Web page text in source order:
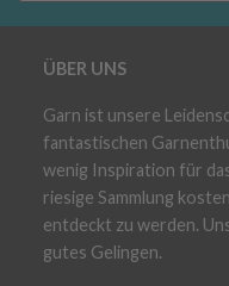
ÜBER UNS
Garn ist unsere
fantastischen
wenig Inspiration für
riesige Sammlung
entdeckt zu werden.
gutes Gelingen.